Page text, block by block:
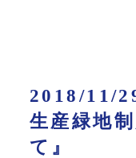
2018/11/
生産緑地
て』